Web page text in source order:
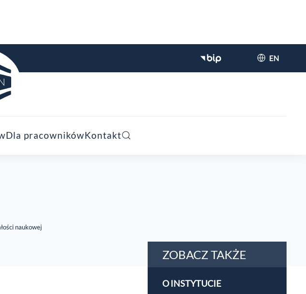
EN
Dla pracownikówKontakt
naukowej
ZOBACZ TAKŻE
O INSTYTUCIE